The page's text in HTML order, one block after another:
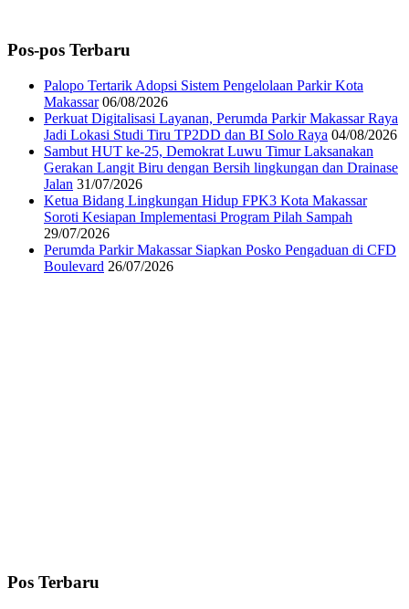
Pos-pos Terbaru
Palopo Tertarik Adopsi Sistem Pengelolaan Parkir Kota
Makassar 06/08/2026
Perkuat Digitalisasi Layanan, Perumda Parkir Makassar Raya
Jadi Lokasi Studi Tiru TP2DD dan BI Solo Raya 04/08/2026
Sambut HUT ke-25, Demokrat Luwu Timur Laksanakan
Gerakan Langit Biru dengan Bersih lingkungan dan Drainase
Jalan 31/07/2026
Ketua Bidang Lingkungan Hidup FPK3 Kota Makassar
Soroti Kesiapan Implementasi Program Pilah Sampah
29/07/2026
Perumda Parkir Makassar Siapkan Posko Pengaduan di CFD
Boulevard 26/07/2026
Pos Terbaru